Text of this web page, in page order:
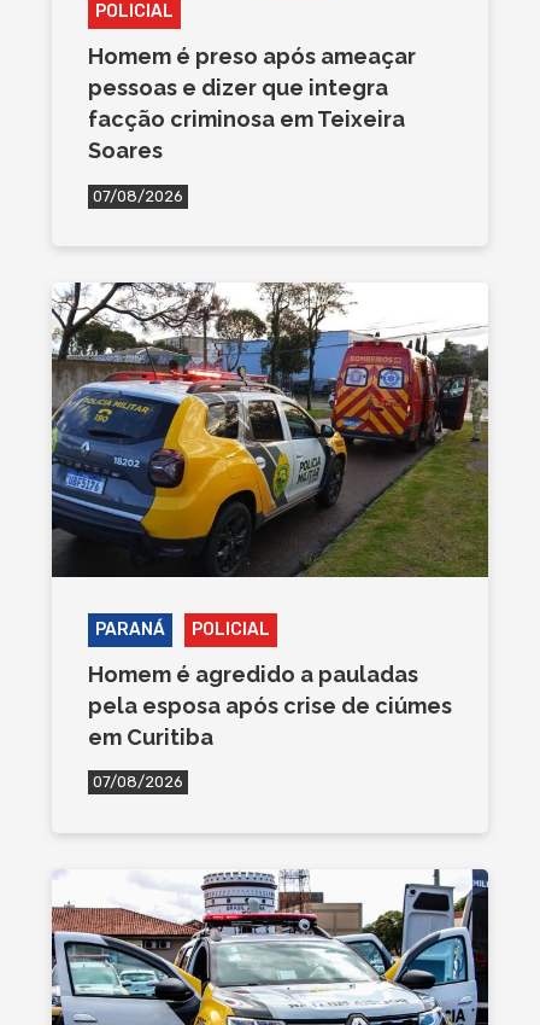
POLICIAL
Homem é preso após ameaçar
pessoas e dizer que integra
facção criminosa em Teixeira
Soares
07/08/2026
PARANÁ POLICIAL
Homem é agredido a pauladas
pela esposa após crise de ciúmes
em Curitiba
07/08/2026